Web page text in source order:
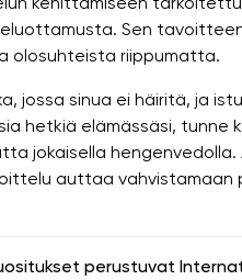
Sen
olosuhteista riippumatta.
jossa sinua ei häiritä, ja
hetkiä elämässäsi, tunne
jokaisella
auttaa
perustuvat